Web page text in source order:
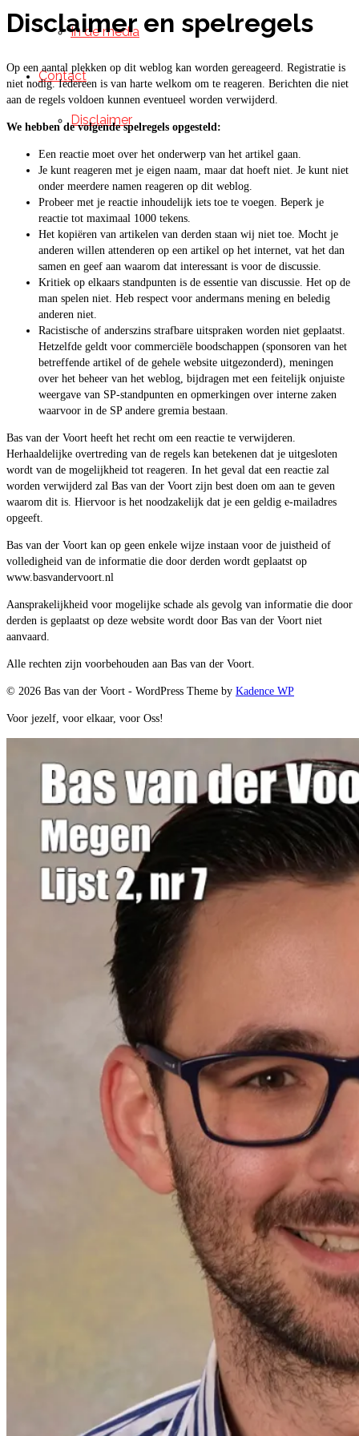
In de media
Contact
Disclaimer
Disclaimer en spelregels
Op een aantal plekken op dit weblog kan worden gereageerd. Registratie is
niet nodig. Iedereen is van harte welkom om te reageren. Berichten die niet
aan de regels voldoen kunnen eventueel worden verwijderd.
We hebben de volgende spelregels opgesteld:
Een reactie moet over het onderwerp van het artikel gaan.
Je kunt reageren met je eigen naam, maar dat hoeft niet. Je kunt niet
onder meerdere namen reageren op dit weblog.
Probeer met je reactie inhoudelijk iets toe te voegen. Beperk je
reactie tot maximaal 1000 tekens.
Het kopiëren van artikelen van derden staan wij niet toe. Mocht je
anderen willen attenderen op een artikel op het internet, vat het dan
samen en geef aan waarom dat interessant is voor de discussie.
Kritiek op elkaars standpunten is de essentie van discussie. Het op de
man spelen niet. Heb respect voor andermans mening en beledig
anderen niet.
Racistische of anderszins strafbare uitspraken worden niet geplaatst.
Hetzelfde geldt voor commerciële boodschappen (sponsoren van het
betreffende artikel of de gehele website uitgezonderd), meningen
over het beheer van het weblog, bijdragen met een feitelijk onjuiste
weergave van SP-standpunten en opmerkingen over interne zaken
waarvoor in de SP andere gremia bestaan.
Bas van der Voort heeft het recht om een reactie te verwijderen.
Herhaaldelijke overtreding van de regels kan betekenen dat je uitgesloten
wordt van de mogelijkheid tot reageren. In het geval dat een reactie zal
worden verwijderd zal Bas van der Voort zijn best doen om aan te geven
waarom dit is. Hiervoor is het noodzakelijk dat je een geldig e-mailadres
opgeeft.
Bas van der Voort kan op geen enkele wijze instaan voor de juistheid of
volledigheid van de informatie die door derden wordt geplaatst op
www.basvandervoort.nl
Aansprakelijkheid voor mogelijke schade als gevolg van informatie die door
derden is geplaatst op deze website wordt door Bas van der Voort niet
aanvaard.
Alle rechten zijn voorbehouden aan Bas van der Voort.
© 2026 Bas van der Voort - WordPress Theme by Kadence WP
Voor jezelf, voor elkaar, voor Oss!